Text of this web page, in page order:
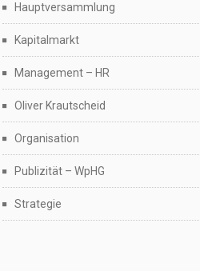
Hauptversammlung
Kapitalmarkt
Management – HR
Oliver Krautscheid
Organisation
Publizität – WpHG
Strategie